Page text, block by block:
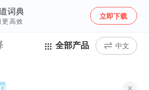
词典
更高效
立即下载
全部产品 中文